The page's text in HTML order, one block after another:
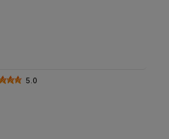
5.0